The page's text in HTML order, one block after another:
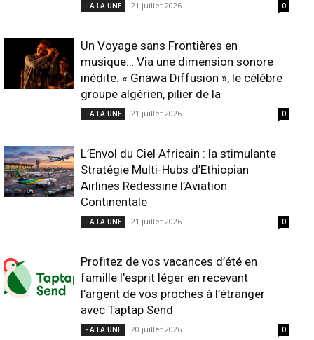
- A LA UNE 21 juillet 2026 0
Un Voyage sans Frontières en
musique… Via une dimension sonore
inédite. « Gnawa Diffusion », le célèbre
groupe algérien, pilier de la
- A LA UNE 21 juillet 2026 0
L’Envol du Ciel Africain : la stimulante
Stratégie Multi-Hubs d’Ethiopian
Airlines Redessine l’Aviation
Continentale
- A LA UNE 21 juillet 2026 0
Profitez de vos vacances d’été en
famille l’esprit léger en recevant
l’argent de vos proches à l’étranger
avec Taptap Send
- A LA UNE 20 juillet 2026 0